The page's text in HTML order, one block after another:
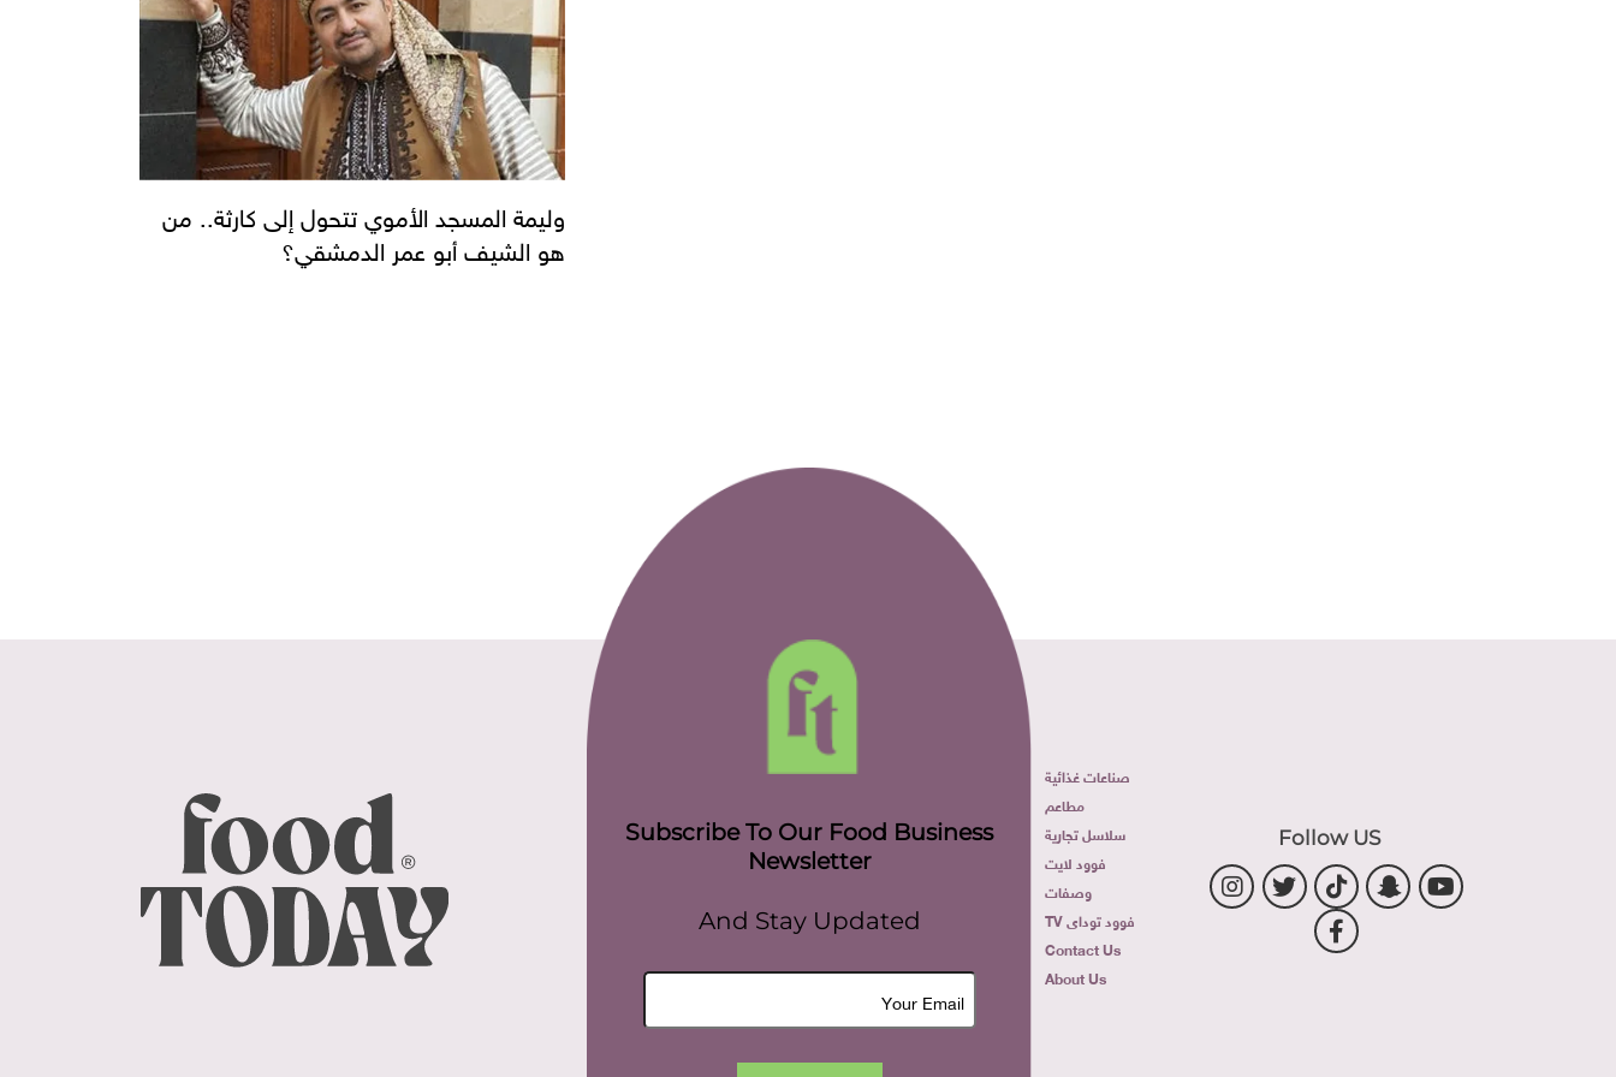
وليمة المسجد الأموي تتحول إلى كارثة.. من
هو الشيف أبو عمر الدمشقي؟
Follow US
صناعات غذائية
مطاعم
سلاسل تجارية
فوود لايت
وصفات
فوود توداى TV
Contact Us
About Us
Subscribe To Our Food Business
Newsletter
And Stay Updated